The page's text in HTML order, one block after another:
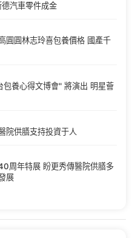
汽車零件成金
圓圓林志玲喜包養價格 國產千
包養心得文博會" 將演出 明星薈
院供膳支持投資于人
周年特展 盼更秀傳醫院供膳多
展